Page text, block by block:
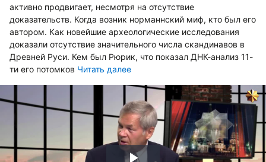
активно продвигает, несмотря на отсутствие
доказательств. Когда возник норманнский миф, кто был его
автором. Как новейшие археологические исследования
доказали отсутствие значительного числа скандинавов в
Древней Руси. Кем был Рюрик, что показал ДНК-анализ 11-
ти его потомков Читать далее